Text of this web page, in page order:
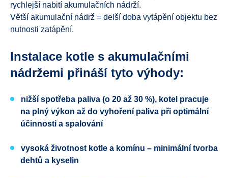
rychlejší nabití akumulačních nádrží.
Větší akumulační nádrž = delší doba vytápění objektu bez
nutnosti zatápění.
Instalace kotle s akumulačními
nádržemi přináší tyto výhody:
nižší spotřeba paliva (o 20 až 30 %), kotel pracuje
na plný výkon až do vyhoření paliva při optimální
účinnosti a spalování
vysoká životnost kotle a komínu – minimální tvorba
dehtů a kyselin